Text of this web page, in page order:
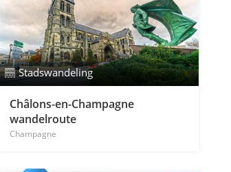
Stadswandeling
Châlons-en-Champagne
wandelroute
Champagne